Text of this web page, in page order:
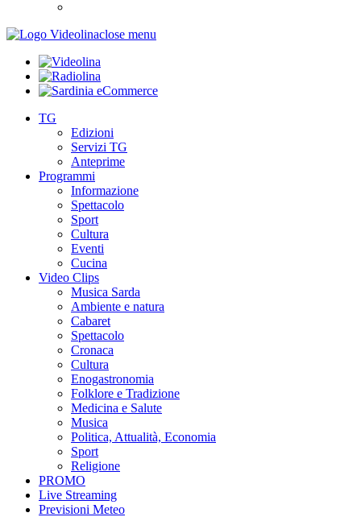
close menu
TG
Edizioni
Servizi TG
Anteprime
Programmi
Informazione
Spettacolo
Sport
Cultura
Eventi
Cucina
Video Clips
Musica Sarda
Ambiente e natura
Cabaret
Spettacolo
Cronaca
Cultura
Enogastronomia
Folklore e Tradizione
Medicina e Salute
Musica
Politica, Attualità, Economia
Sport
Religione
PROMO
Live Streaming
Previsioni Meteo